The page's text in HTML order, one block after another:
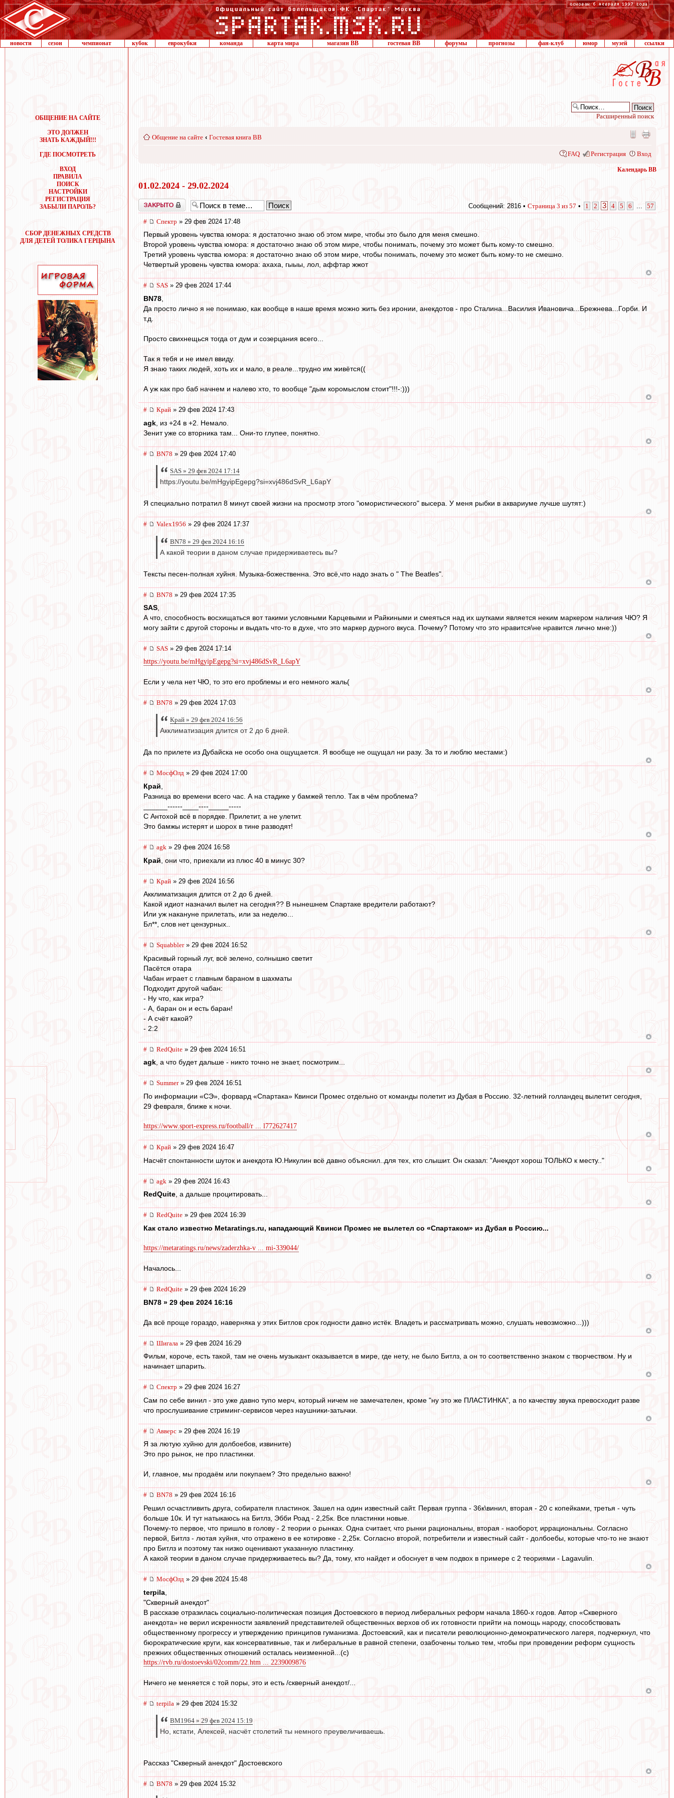
новости сезон чемпионат кубок еврокубки команда карта мира магазин ВВ гостевая ВВ форумы прогнозы фан-клуб юмор музей ссылки
ОБЩЕНИЕ НА САЙТЕ
ЭТО ДОЛЖЕН
ЗНАТЬ КАЖДЫЙ!!!
ГДЕ ПОСМОТРЕТЬ
ВХОД
ПРАВИЛА
ПОИСК
НАСТРОЙКИ
РЕГИСТРАЦИЯ
ЗАБЫЛИ ПАРОЛЬ?
СБОР ДЕНЕЖНЫХ СРЕДСТВ
ДЛЯ ДЕТЕЙ ТОЛИКА ГЕРЦЫНА
Расширенный поиск
Общение на сайте ‹ Гостевая книга ВВ
FAQ Регистрация Вход
Календарь ВВ
01.02.2024 - 29.02.2024
Закрыто Сообщений: 2816 • Страница 3 из 57 • 1 2 3 4 5 6 57
# Спектр » 29 фев 2024 17:48
Первый уровень чувства юмора: я достаточно знаю об этом мире, чтобы это было для меня смешно.
Второй уровень чувства юмора: я достаточно знаю об этом мире, чтобы понимать, почему это может быть кому-то смешно.
Третий уровень чувства юмора: я достаточно знаю об этом мире, чтобы понимать, почему это может быть кому-то не смешно.
Четвертый уровень чувства юмора: ахаха, гыыы, лол, аффтар жжот
# SAS » 29 фев 2024 17:44
BN78
Да просто лично я не понимаю, как вообще в наше время можно жить без иронии, анекдотов - про Сталина...Василия Ивановича...Брежнева...Горби. И
т.д.
Просто свихнещься тогда от дум и созерцания всего...
Так я тебя и не имел ввиду.
Я знаю таких людей, хоть их и мало, в реале...трудно им живётся((
А уж как про баб начнем и налево хто, то вообще "дым коромыслом стоит"!!!-:)))
# Край » 29 фев 2024 17:43
agk , из +24 в +2. Немало.
Зенит уже со вторника там... Они-то глупее, понятно.
# BN78 » 29 фев 2024 17:40
SAS » 29 фев 2024 17:14
https://youtu.be/mHgyipEgepg?si=xvj486dSvR_L6apY
Я специально потратил 8 минут своей жизни на просмотр этого "юмористического" высера. У меня рыбки в аквариуме лучше шутят:)
# Valex1956 » 29 фев 2024 17:37
BN78 » 29 фев 2024 16:16
А какой теории в даном случае придерживаетесь вы?
Тексты песен-полная хуйня. Музыка-божественна. Это всё,что надо знать о " The Beatles".
# BN78 » 29 фев 2024 17:35
SAS
А что, способность восхищаться вот такими условными Карцевыми и Райкиными и смеяться над их шутками является неким маркером наличия ЧЮ? Я
могу зайти с другой стороны и выдать что-то в духе, что это маркер дурного вкуса. Почему? Потому что это нравится\не нравится лично мне:))
# SAS » 29 фев 2024 17:14
https://youtu.be/mHgyipEgepg?si=xvj486dSvR_L6apY
Если у чела нет ЧЮ, то это его проблемы и его немного жаль(
# BN78 » 29 фев 2024 17:03
Край » 29 фев 2024 16:56
Акклиматизация длится от 2 до 6 дней.
Да по прилете из Дубайска не особо она ощущается. Я вообще не ощущал ни разу. За то и люблю местами:)
# МосфОлд » 29 фев 2024 17:00
Край
Разница во времени всего час. А на стадике у бамжей тепло. Так в чём проблема?
______------____----_____-----
С Антохой всё в порядке. Прилетит, а не улетит.
Это бамжы истерят и шорох в тине разводят!
# agk » 29 фев 2024 16:58
Край , они что, приехали из плюс 40 в минус 30?
# Край » 29 фев 2024 16:56
Акклиматизация длится от 2 до 6 дней.
Какой идиот назначил вылет на сегодня?? В нынешнем Спартаке вредители работают?
Или уж накануне прилетать, или за неделю...
Бл**, слов нет цензурных..
# Squabbler» 29 фев 2024 16:52
Красивый горный луг, всё зелено, солнышко светит
Пасётся отара
Чабан играет с главным бараном в шахматы
Подходит другой чабан:
- Ну что, как игра?
- А, баран он и есть баран!
- А счёт какой?
- 2:2
# RedQuite » 29 фев 2024 16:51
agk, а что будет дальше - никто точно не знает, посмотрим...
# Summer» 29 фев 2024 16:51
По информации «СЭ», форвард «Спартака» Квинси Промес отдельно от команды полетит из Дубая в Россию. 32-летний голландец вылетит сегодня,
29 февраля, ближе к ночи.
https://www.sport-express.ru/football/r ... l772627417
# Край » 29 фев 2024 16:47
Насчёт спонтанности шуток и анекдота Ю.Никулин всё давно объяснил..для тех, кто слышит. Он сказал: "Анекдот хорош ТОЛЬКО к месту.."
# agk » 29 фев 2024 16:43
RedQuite, а дальше процитировать...
# RedQuite » 29 фев 2024 16:39
Как стало известно Metaratings.ru, нападающий Квинси Промес не вылетел со «Спартаком» из Дубая в Россию...
https://metaratings.ru/news/zaderzhka-v ... mi-339044/
Началось...
# RedQuite » 29 фев 2024 16:29
BN78 » 29 фев 2024 16:16
Да всё проще гораздо, наверняка у этих Битлов срок годности давно истёк. Владеть и рассматривать можно, слушать невозможно...)))
# Шигала » 29 фев 2024 16:29
Фильм, короче, есть такой, там не очень музыкант оказывается в мире, где нету, не было Битлз, а он то соответственно знаком с творчеством. Ну и
начинает шпарить.
# Спектр » 29 фев 2024 16:27
Сам по себе винил - это уже давно тупо мерч, который ничем не замечателен, кроме "ну это же ПЛАСТИНКА", а по качеству звука превосходит разве
что прослушивание стриминг-сервисов через наушники-затычки.
# Авверс » 29 фев 2024 16:19
Я за лютую хуйню для долбоебов, извините)
Это про рынок, не про пластинки.
И, главное, мы продаём или покупаем? Это предельно важно!
# BN78 » 29 фев 2024 16:16
Решил осчастливить друга, собирателя пластинок. Зашел на один известный сайт. Первая группа - 36к\винил, вторая - 20 с копейками, третья - чуть
больше 10к. И тут натыкаюсь на Битлз, Эбби Роад - 2,25к. Все пластинки новые.
Почему-то первое, что пришло в голову - 2 теории о рынках. Одна считает, что рынки рациональны, вторая - наоборот, иррациональны. Согласно
первой, Битлз - лютая хуйня, что отражено в ее котировке - 2,25к. Согласно второй, потребители и известный сайт - долбоебы, которые что-то не знают
про Битлз и поэтому так низко оценивают указанную пластинку.
А какой теории в даном случае придерживаетесь вы? Да, тому, кто найдет и обоснует в чем подвох в примере с 2 теориями - Lagavulin.
# МосфОлд » 29 фев 2024 15:48
terpila
"Скверный анекдот"
В рассказе отразилась социально-политическая позиция Достоевского в период либеральных реформ начала 1860-х годов. Автор «Скверного
анекдота» не верил искренности заявлений представителей общественных верхов об их готовности прийти на помощь народу, способствовать
общественному прогрессу и утверждению принципов гуманизма. Достоевский, как и писатели революционно-демократического лагеря, подчеркнул, что
бюрократические круги, как консервативные, так и либеральные в равной степени, озабочены только тем, чтобы при проведении реформ сущность
прежних общественных отношений осталась неизменной...(с)
https://rvb.ru/dostoevski/02comm/22.htm ... 2239009876
Ничего не меняется с той поры, это и есть /скверный анекдот/...
# terpila » 29 фев 2024 15:32
BM1964 » 29 фев 2024 15:19
Но, кстати, Алексей, насчёт столетий ты немного преувеличиваешь.
Рассказ "Скверный анекдот" Достоевского
# BN78 » 29 фев 2024 15:32